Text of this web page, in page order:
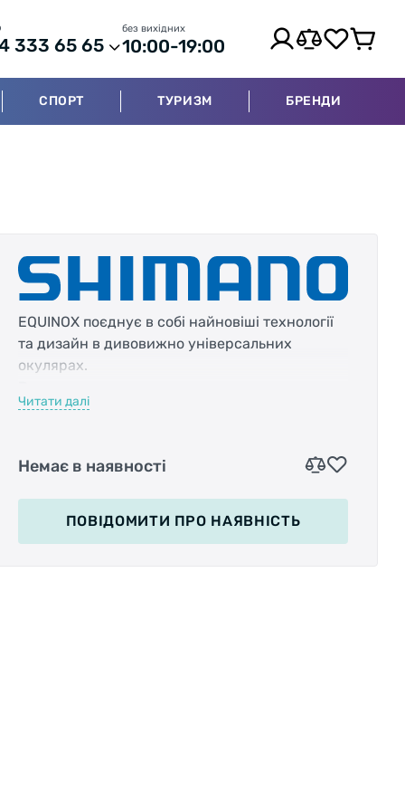
333 65 65
без вихідних
10:00-19:00
СПОРТ ТУРИЗМ БРЕНДИ
EQUINOX поєднує в собі найновіші технології
та дизайн в дивовижно універсальних
окулярах.
Жорстка напівкаркасна рамка надійно
Заокруглена рамка на скронях з нековзним
покриттям для надійного прилягання та
комфорту.
Реверсивна накладка для носа має різну
товщину спереду та ззаду для регулювання
Читати далі
Немає в наявності
ПОВІДОМИТИ ПРО НАЯВНІСТЬ